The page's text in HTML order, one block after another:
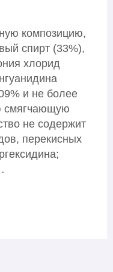
композицию,
спирт (33%),
хлорид
и не более
смягчающую
не содержит
перекисных